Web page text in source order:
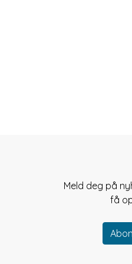
Meld deg på
få